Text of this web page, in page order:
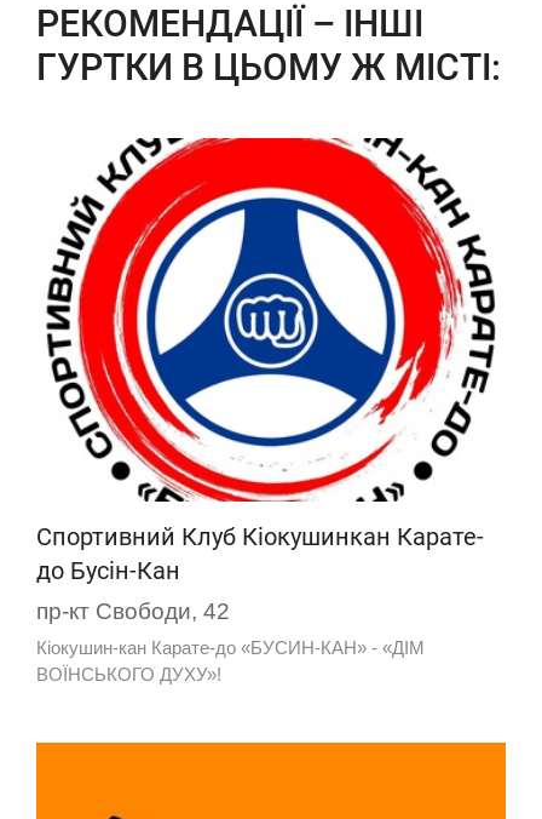
РЕКОМЕНДАЦІЇ – ІНШІ
ГУРТКИ В ЦЬОМУ Ж МІСТІ:
Спортивний Клуб Кіокушинкан Карате-
до Бусін-Кан
пр-кт Свободи, 42
Кіокушин-кан Карате-до «БУСИН-КАН» - «ДІМ
ВОЇНСЬКОГО ДУХУ»!